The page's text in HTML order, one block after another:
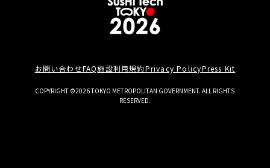
お問い合わせFAQ施設利用規約Privacy PolicyPress Kit
COPYRIGHT ©2026 TOKYO METROPOLITAN GOVERNMENT. ALL RIGHTS
RESERVED.